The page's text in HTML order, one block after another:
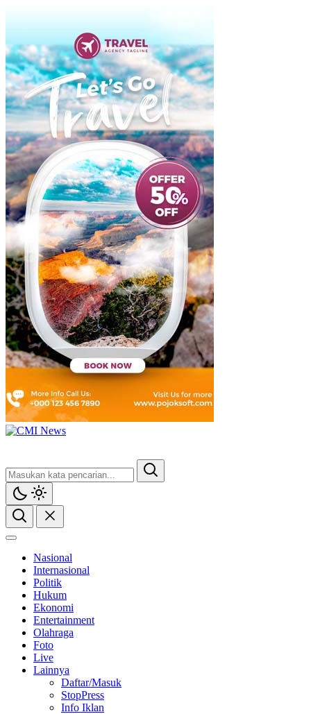
Nasional
Internasional
Politik
Hukum
Ekonomi
Entertainment
Olahraga
Foto
Live
Lainnya
Daftar/Masuk
StopPress
Info Iklan